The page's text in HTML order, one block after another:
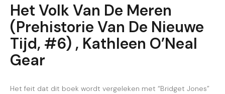
Het Volk Van De Meren
(Prehistorie Van De Nieuwe
Tijd, #6) , Kathleen O’Neal
Gear
Het feit dat dit boek wordt vergeleken met “Bridget Jones”